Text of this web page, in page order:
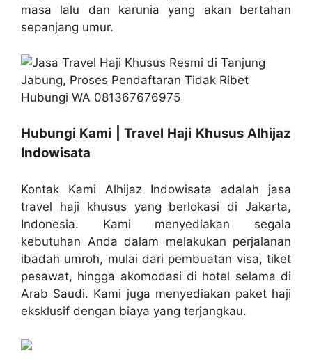
masa lalu dan karunia yang akan bertahan
sepanjang umur.
Hubungi Kami | Travel Haji Khusus Alhijaz
Indowisata
Kontak Kami Alhijaz Indowisata adalah jasa
travel haji khusus yang berlokasi di Jakarta,
Indonesia. Kami menyediakan segala
kebutuhan Anda dalam melakukan perjalanan
ibadah umroh, mulai dari pembuatan visa, tiket
pesawat, hingga akomodasi di hotel selama di
Arab Saudi. Kami juga menyediakan paket haji
eksklusif dengan biaya yang terjangkau.